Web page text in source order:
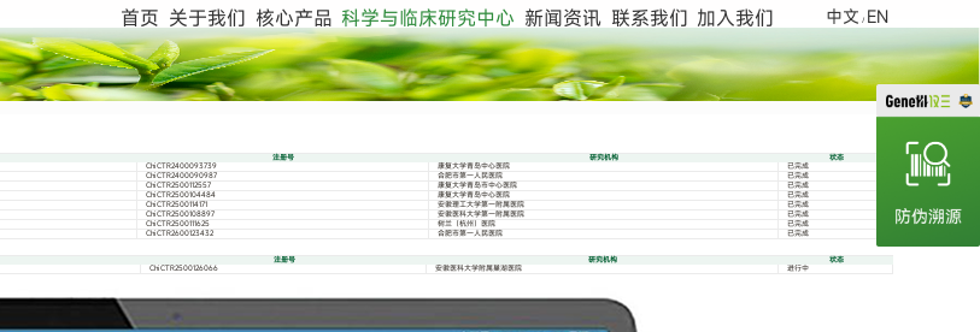
首页 关于我们 核心产品 科学与临床研究中心 新闻资讯 联系我们 加入我们 中文 / EN
注册号 研究机构
状态
ChiCTR2400093739 康复大学青岛中心医院
已完成
ChiCTR2400090987 合肥市第一人民医院
已完成
ChiCTR2500112557 康复大学青岛市中心医院
已完成
ChiCTR2500104484 康复大学青岛中心医院
已完成
ChiCTR2500114171 安徽理工大学第一附属医院
已完成
ChiCTR2500108897 安徽医科大学第一附属医院
已完成
ChiCTR2500111625 树兰（杭州）医院
已完成
ChiCTR2600123432 合肥市第一人民医院
已完成
注册号 研究机构
状态
ChiCTR2500126066 安徽医科大学附属巢湖医院 进行中